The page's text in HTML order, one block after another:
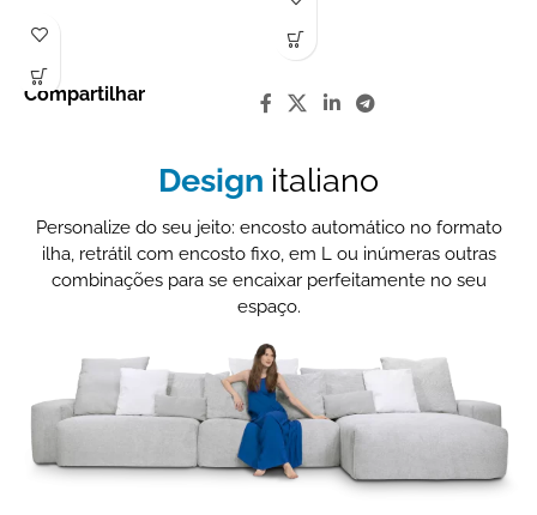
Compartilhar
Design italiano
Personalize do seu jeito: encosto automático no formato
ilha, retrátil com encosto fixo, em L ou inúmeras outras
combinações para se encaixar perfeitamente no seu
espaço.